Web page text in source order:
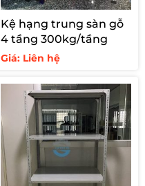
Kệ hạng trung sàn gỗ
4 tầng 300kg/tầng
Giá: Liên hệ